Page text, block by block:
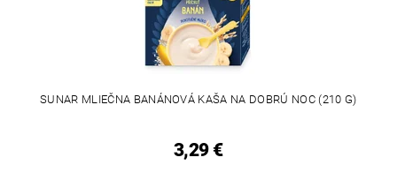
SUNAR MLIEČNA BANÁNOVÁ KAŠA NA DOBRÚ NOC (210 G)
3,29 €